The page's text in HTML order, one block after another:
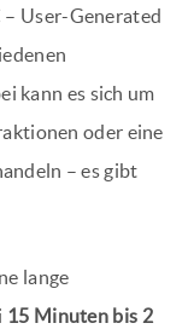
User-Generated
kann es sich um
oder eine
– es gibt
lange
15 Minuten bis 2